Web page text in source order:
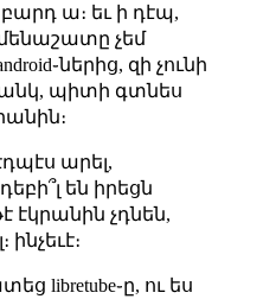
բարդ ա։ եւ ի դէպ,
չեմ
զի չունի
պիտի գտնես
արել,
են իրեցն
էկրանին չդնեն,
ինչեւէ։
libretube֊ը, ու ես